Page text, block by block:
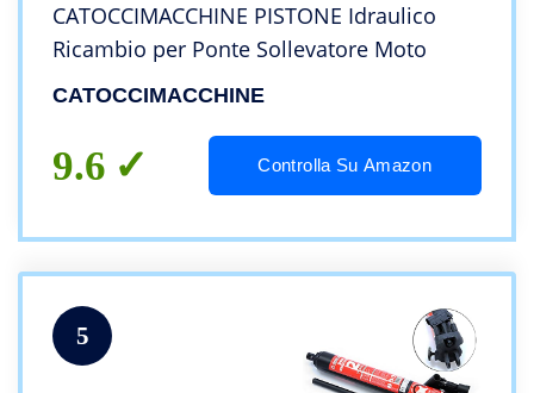
CATOCCIMACCHINE PISTONE Idraulico
Ricambio per Ponte Sollevatore Moto
CATOCCIMACCHINE
9.6 Controlla Su Amazon
5